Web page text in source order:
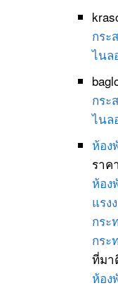
กระ
ไนล
กระ
ไนล
ห้อง
ราค
ห้อง
แรง
กระ
กระ
ที่มา
ห้อง